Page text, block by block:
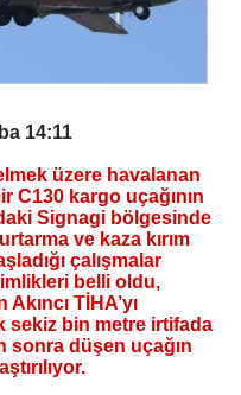
14:11
üzere havalanan
C130 kargo uçağının
Signagi bölgesinde
ve kaza kırım
çalışmalar
belli oldu,
TİHA’yı
sekiz bin metre irtifada
sonra düşen uçağın